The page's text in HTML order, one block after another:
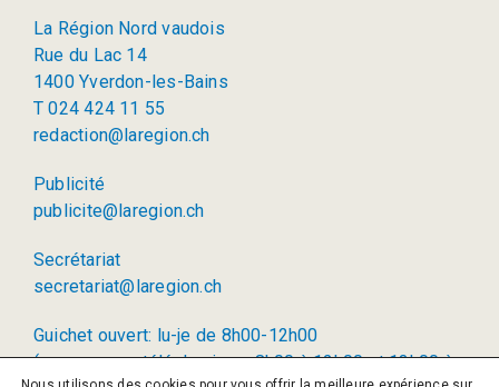
La Région Nord vaudois
Rue du Lac 14
1400 Yverdon-les-Bains
T 024 424 11 55
redaction@laregion.ch
Publicité
publicite@laregion.ch
Secrétariat
secretariat@laregion.ch
Guichet ouvert: lu-je de 8h00-12h00
(permanence téléphonique: 8h00 à 12h00 et 13h00 à